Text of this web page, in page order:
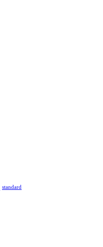
standard